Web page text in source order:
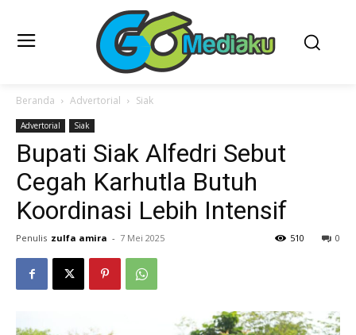
Beranda Advertorial Siak
Advertorial Siak
Bupati Siak Alfedri Sebut
Cegah Karhutla Butuh
Koordinasi Lebih Intensif
Penulis zulfa amira - 7 Mei 2025 0
510